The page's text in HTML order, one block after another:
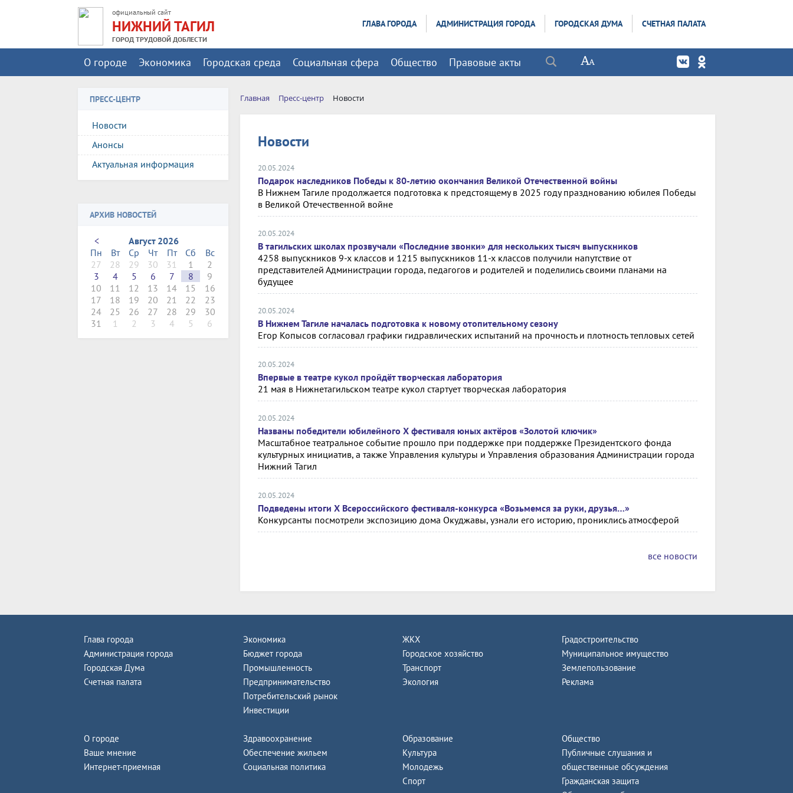
официальный сайт
НИЖНИЙ ТАГИЛ
ГОРОД ТРУДОВОЙ ДОБЛЕСТИ
ГЛАВА ГОРОДА АДМИНИСТРАЦИЯ ГОРОДА ГОРОДСКАЯ ДУМА СЧЕТНАЯ ПАЛАТА
О городе Экономика Городская среда Социальная сфера Общество Правовые акты
ПРЕСС-ЦЕНТР
Новости
Анонсы
Актуальная информация
АРХИВ НОВОСТЕЙ
<
Август 2026
Пн
Вт Ср Чт Пт Сб
Вс
27
28 29 30 31 1
2
3
4 5 6 7 8
9
10
11 12 13 14 15
16
17
18 19 20 21 22
23
24
25 26 27 28 29
30
31
1 2 3 4 5 6
Главная Пресс-центр Новости
Новости
20.05.2024
Подарок наследников Победы к 80-летию окончания Великой Отечественной войны
В Нижнем Тагиле продолжается подготовка к предстоящему в 2025 году празднованию юбилея Победы
в Великой Отечественной войне
20.05.2024
В тагильских школах прозвучали «Последние звонки» для нескольких тысяч выпускников
4258 выпускников 9-х классов и 1215 выпускников 11-х классов получили напутствие от
представителей Администрации города, педагогов и родителей и поделились своими планами на
будущее
20.05.2024
В Нижнем Тагиле началась подготовка к новому отопительному сезону
Егор Копысов согласовал графики гидравлических испытаний на прочность и плотность тепловых сетей
20.05.2024
Впервые в театре кукол пройдёт творческая лаборатория
21 мая в Нижнетагильском театре кукол стартует творческая лаборатория
20.05.2024
Названы победители юбилейного Х фестиваля юных актёров «Золотой ключик»
Масштабное театральное событие прошло при поддержке при поддержке Президентского фонда
культурных инициатив, а также Управления культуры и Управления образования Администрации города
Нижний Тагил
20.05.2024
Подведены итоги X Всероссийского фестиваля-конкурса «Возьмемся за руки, друзья…»
Конкурсанты посмотрели экспозицию дома Окуджавы, узнали его историю, прониклись атмосферой
все новости
Глава города
Администрация города
Городская Дума
Счетная палата
Экономика
Бюджет города
Промышленность
Предпринимательство
Потребительский рынок
Инвестиции
ЖКХ
Городское хозяйство
Транспорт
Экология
Градостроительство
Муниципальное имущество
Землепользование
Реклама
О городе
Ваше мнение
Интернет-приемная
Здравоохранение
Обеспечение жильем
Социальная политика
Образование
Культура
Молодежь
Спорт
Общество
Публичные слушания и
общественные обсуждения
Гражданская защита